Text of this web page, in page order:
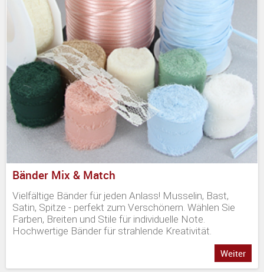
Bänder Mix & Match
Vielfältige Bänder für jeden Anlass! Musselin, Bast,
Satin, Spitze - perfekt zum Verschönern. Wählen Sie
Farben, Breiten und Stile für individuelle Note.
Hochwertige Bänder für strahlende Kreativität.
Weiter